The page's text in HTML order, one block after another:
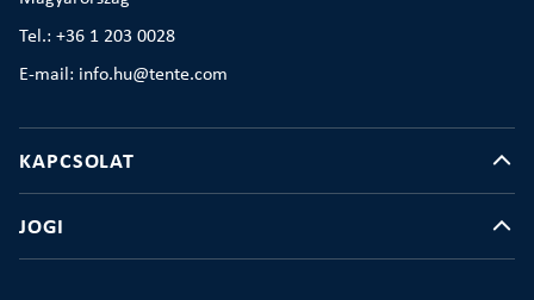
Tel.: +36 1 203 0028
E-mail: info.hu@tente.com
KAPCSOLAT
JOGI